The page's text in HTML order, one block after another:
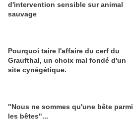
d'intervention sensible sur animal
sauvage
Pourquoi taire l'affaire du cerf du
Graufthal, un choix mal fondé d'un
site cynégétique.
"Nous ne sommes qu'une bête parmi
les bêtes"...